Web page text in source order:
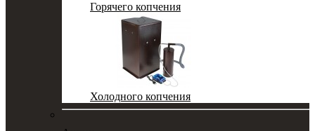
Горячего копчения
Холодного копчения